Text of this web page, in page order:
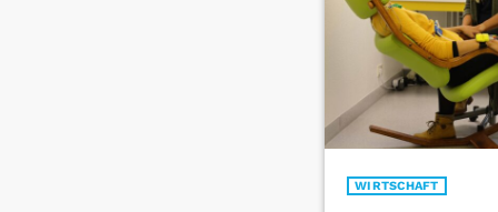
WIRTSCHAFT